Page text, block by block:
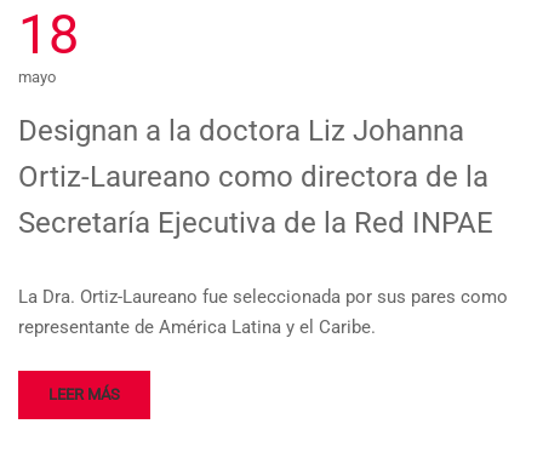
18
mayo
Designan a la doctora Liz Johanna
Ortiz-Laureano como directora de la
Secretaría Ejecutiva de la Red INPAE
La Dra. Ortiz-Laureano fue seleccionada por sus pares como
representante de América Latina y el Caribe.
LEER MÁS